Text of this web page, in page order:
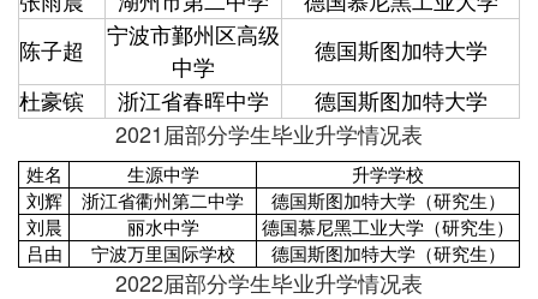
陈子超
宁波市鄞州区高级
中学
德国斯图加特大学
杜豪镔 浙江省春晖中学 德国斯图加特大学
2021届部分学生毕业升学情况表
姓名 生源中学
升学学校
刘辉
浙江省衢州第二中学
德国斯图加特大学（研究生）
刘晨
丽水中学
德国慕尼黑工业大学（研究生）
吕由
宁波万里国际学校 德国斯图加特大学（研究生）
2022届部分学生毕业升学情况表